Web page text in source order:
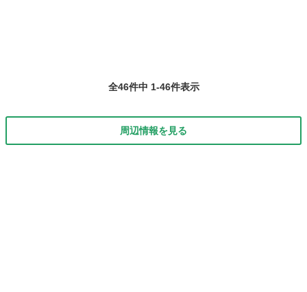
全46件中 1-46件表示
周辺情報を見る